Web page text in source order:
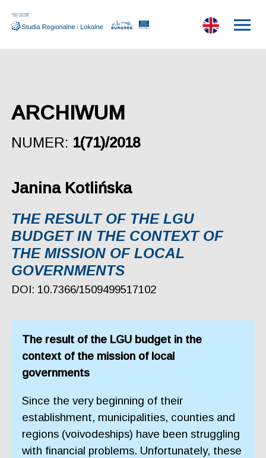
ARCHIWUM
NUMER: 1(71)/2018
Janina Kotlińska
THE RESULT OF THE LGU
BUDGET IN THE CONTEXT OF
THE MISSION OF LOCAL
GOVERNMENTS
DOI: 10.7366/1509499517102
The result of the LGU budget in the
context of the mission of local
governments
Since the very beginning of their
establishment, municipalities, counties and
regions (voivodeships) have been struggling
with financial problems. Unfortunately, these